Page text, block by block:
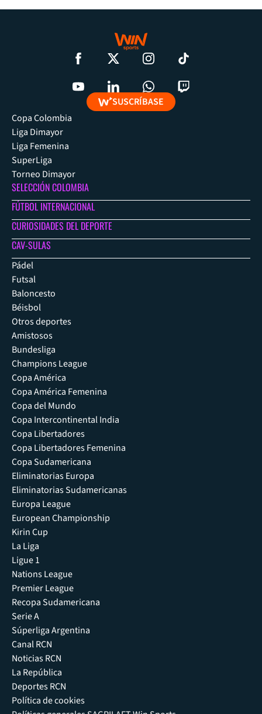
SUSCRÍBASE
Copa Colombia
Liga Dimayor
Liga Femenina
SuperLiga
Torneo Dimayor
SELECCIÓN COLOMBIA
FÚTBOL INTERNACIONAL
CURIOSIDADES DEL DEPORTE
CAV-SULAS
Pádel
Futsal
Baloncesto
Béisbol
Otros deportes
Amistosos
Bundesliga
Champions League
Copa América
Copa América Femenina
Copa del Mundo
Copa Intercontinental India
Copa Libertadores
Copa Libertadores Femenina
Copa Sudamericana
Eliminatorias Europa
Eliminatorias Sudamericanas
Europa League
European Championship
Kirin Cup
La Liga
Ligue 1
Nations League
Premier League
Recopa Sudamericana
Serie A
Súperliga Argentina
Canal RCN
Noticias RCN
La República
Deportes RCN
Política de cookies